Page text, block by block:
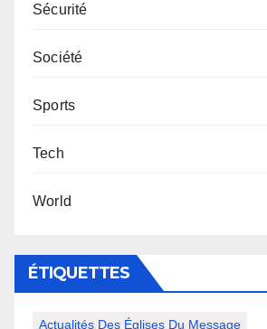
Sécurité
Société
Sports
Tech
World
ÉTIQUETTES
Actualités Des Églises Du Message